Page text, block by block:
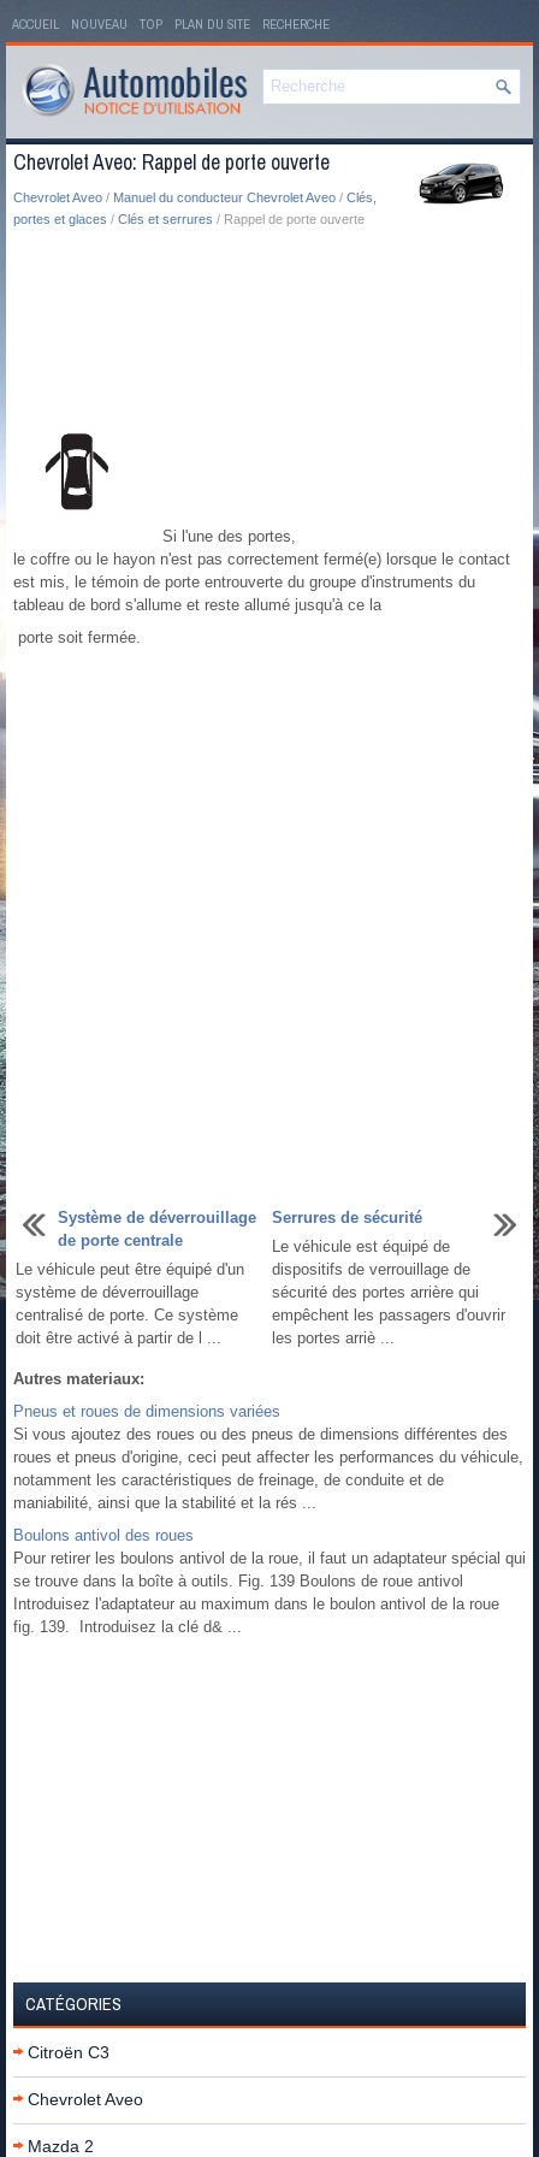
ACCUEIL NOUVEAU TOP PLAN DU SITE RECHERCHE
Chevrolet Aveo: Rappel de porte ouverte
Chevrolet Aveo / Manuel du conducteur Chevrolet Aveo / Clés,
portes et glaces / Clés et serrures / Rappel de porte ouverte
Si l'une des portes,
le coffre ou le hayon n'est pas correctement fermé(e) lorsque le contact
est mis, le témoin de porte entrouverte du groupe d'instruments du
tableau de bord s'allume et reste allumé jusqu'à ce la
porte soit fermée.
Système de déverrouillage
de porte centrale
Le véhicule peut être équipé d'un
système de déverrouillage
centralisé de porte. Ce système
doit être activé à partir de l ...
Serrures de sécurité
Le véhicule est équipé de
dispositifs de verrouillage de
sécurité des portes arrière qui
empêchent les passagers d'ouvrir
les portes arriè ...
Autres materiaux:
Pneus et roues de dimensions variées
Si vous ajoutez des roues ou des pneus de dimensions différentes des
roues et pneus d'origine, ceci peut affecter les performances du véhicule,
notamment les caractéristiques de freinage, de conduite et de
maniabilité, ainsi que la stabilité et la rés ...
Boulons antivol des roues
Pour retirer les boulons antivol de la roue, il faut un adaptateur spécial qui
se trouve dans la boîte à outils. Fig. 139 Boulons de roue antivol
Introduisez l'adaptateur au maximum dans le boulon antivol de la roue
fig. 139. Introduisez la clé d& ...
CATÉGORIES
Citroën C3
Chevrolet Aveo
Mazda 2